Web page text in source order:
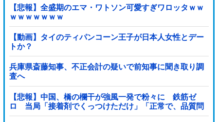
【悲報】全盛期のエマ・ワトソン可愛すぎワロッタｗｗ
ｗｗｗｗｗｗｗ
【動画】タイのティパンコーン王子が日本人女性とデー
トか？
兵庫県斎藤知事、不正会計の疑いで前知事に聞き取り調
査へ
【悲報】中国、橋の欄干が強風一発で粉々に 鉄筋ゼ
ロ 当局「接着剤でくっつけただけ」「正常で、品質問
題はない」